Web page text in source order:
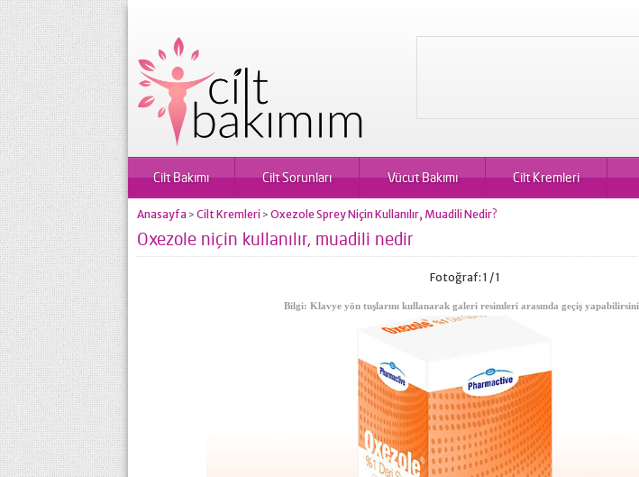
Cilt Bakımı Cilt Sorunları Vücut Bakımı Cilt Kremleri
Anasayfa > Cilt Kremleri > Oxezole Sprey Niçin Kullanılır, Muadili Nedir?
Oxezole niçin kullanılır, muadili nedir
Fotoğraf: 1 / 1
Bilgi: Klavye yön tuşlarını kullanarak galeri resimleri arasında geçiş